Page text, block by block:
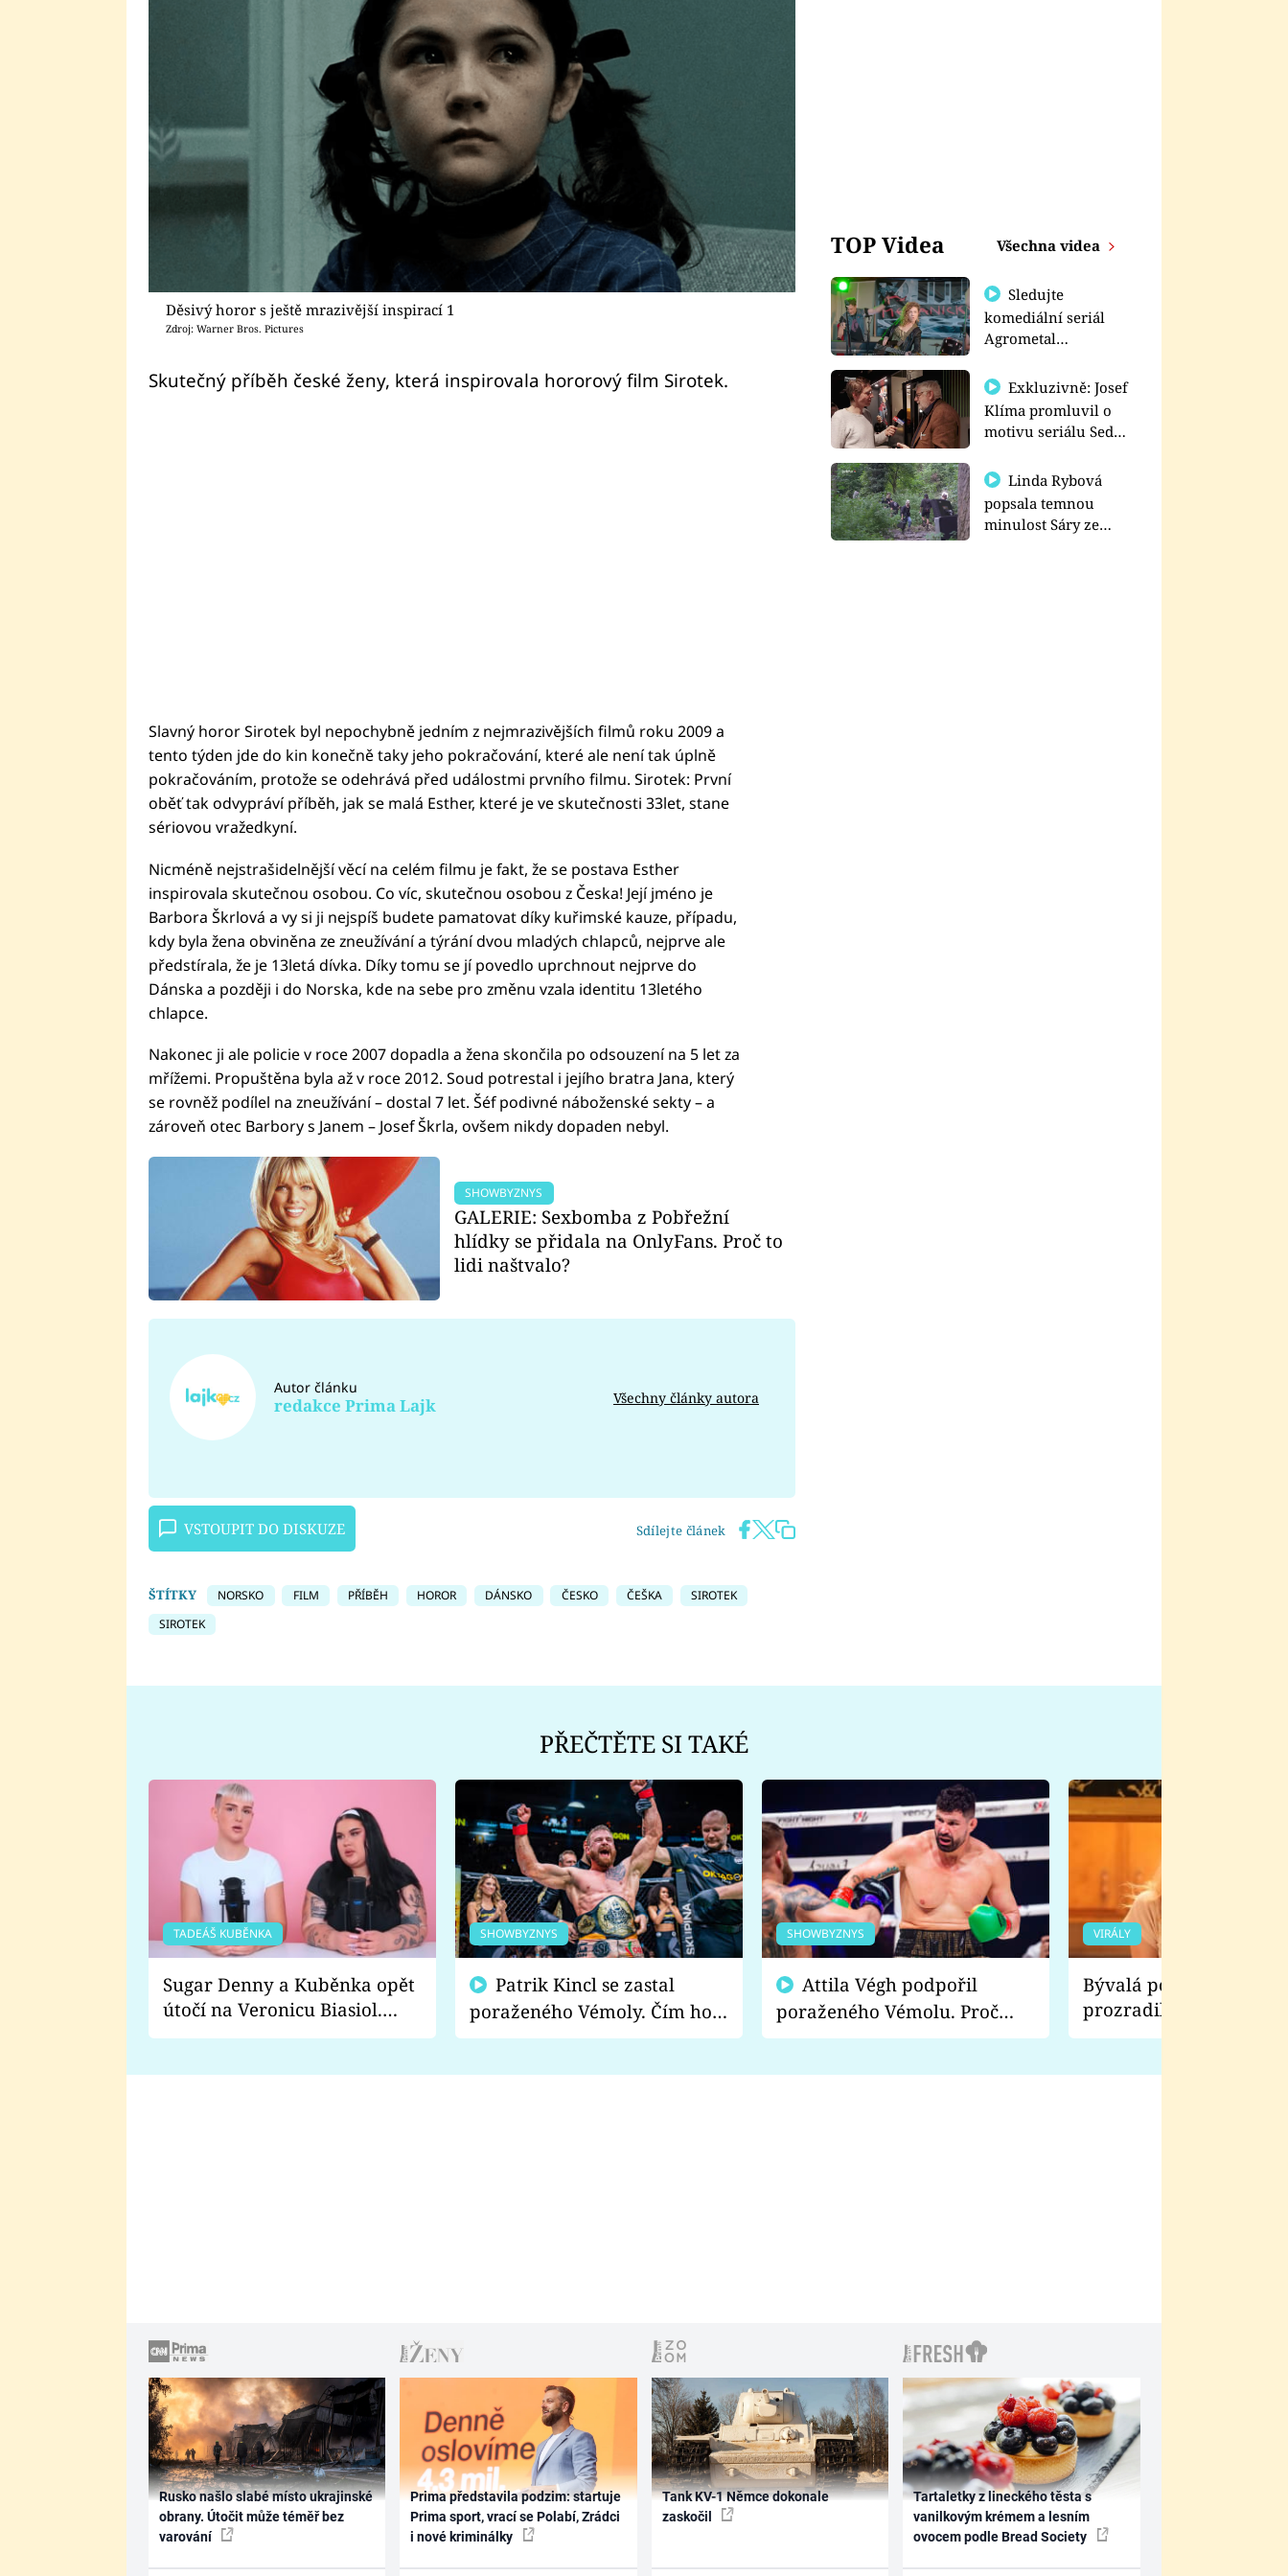
Děsivý horor s ještě mrazivější inspirací 1
Zdroj: Warner Bros. Pictures
Skutečný příběh české ženy, která inspirovala hororový film Sirotek.
Slavný horor Sirotek byl nepochybně jedním z nejmrazivějších filmů roku 2009 a
tento týden jde do kin konečně taky jeho pokračování, které ale není tak úplně
pokračováním, protože se odehrává před událostmi prvního filmu. Sirotek: První
oběť tak odvypráví příběh, jak se malá Esther, které je ve skutečnosti 33let, stane
sériovou vražedkyní.
Nicméně nejstrašidelnější věcí na celém filmu je fakt, že se postava Esther
inspirovala skutečnou osobou. Co víc, skutečnou osobou z Česka! Její jméno je
Barbora Škrlová a vy si ji nejspíš budete pamatovat díky kuřimské kauze, případu,
kdy byla žena obviněna ze zneužívání a týrání dvou mladých chlapců, nejprve ale
předstírala, že je 13letá dívka. Díky tomu se jí povedlo uprchnout nejprve do
Dánska a později i do Norska, kde na sebe pro změnu vzala identitu 13letého
chlapce.
Nakonec ji ale policie v roce 2007 dopadla a žena skončila po odsouzení na 5 let za
mřížemi. Propuštěna byla až v roce 2012. Soud potrestal i jejího bratra Jana, který
se rovněž podílel na zneužívání – dostal 7 let. Šéf podivné náboženské sekty – a
zároveň otec Barbory s Janem – Josef Škrla, ovšem nikdy dopaden nebyl.
SHOWBYZNYS
GALERIE: Sexbomba z Pobřežní
hlídky se přidala na OnlyFans. Proč to
lidi naštvalo?
Autor článku
redakce Prima Lajk Všechny články autora
VSTOUPIT DO DISKUZE Sdílejte článek
ŠTÍTKY NORSKO FILM PŘÍBĚH HOROR DÁNSKO ČESKO ČEŠKA
SIROTEK
SIROTEK
TOP Videa Všechna videa
Sledujte
komediální seriál
Agrometal
prima+
Exkluzivně: Josef
Klíma promluvil o
motivu seriálu Sedm
Linda Rybová
popsala temnou
minulost Sáry ze
PŘEČTĚTE SI TAKÉ
TADEÁŠ KUBĚNKA
Sugar Denny a Kuběnka opět
útočí na Veronicu Biasiol.
Proč je podle nich falešná a
SHOWBYZNYS
poraženého Vémoly. Čím ho
fanoušci naštvali?
SHOWBYZNYS
poraženého Vémolu. Proč
chce raději zápasit s ním než
VIRÁLY
Bývalá pornoherečka
prozradila, co ji
natáčení Euforie.
Rusko našlo slabé místo ukrajinské
obrany. Útočit může téměř bez
varování
Prima představila podzim: startuje
Prima sport, vrací se Polabí, Zrádci
i nové kriminálky
Tank KV-1 Němce dokonale
zaskočil
Tartaletky z lineckého těsta s
vanilkovým krémem a lesním
ovocem podle Bread Society